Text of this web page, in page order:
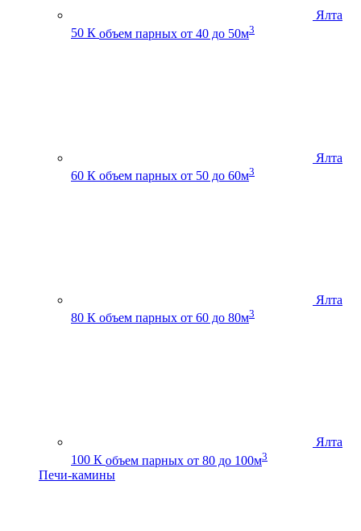
Ялта
50 К объем парных от 40 до 50м3
Ялта
60 К объем парных от 50 до 60м3
Ялта
80 К объем парных от 60 до 80м3
Ялта
100 К объем парных от 80 до 100м3
Печи-камины